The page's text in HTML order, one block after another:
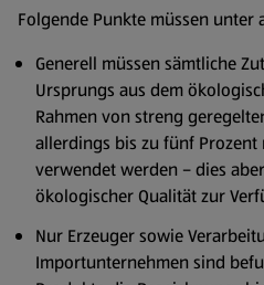
Folgende Punkte müssen unter
Generell müssen sämtliche
Ursprungs aus dem
Rahmen von streng
allerdings bis zu fünf
verwendet werden – dies
ökologischer Qualität zur
Nur Erzeuger sowie
Importunternehmen sind